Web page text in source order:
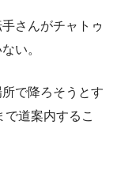
さんがチャトゥ
い。
で降ろそうとす
道案内するこ